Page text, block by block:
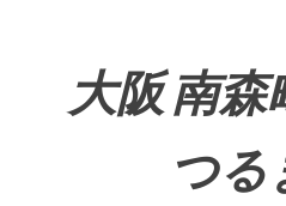
大阪 南森
つる